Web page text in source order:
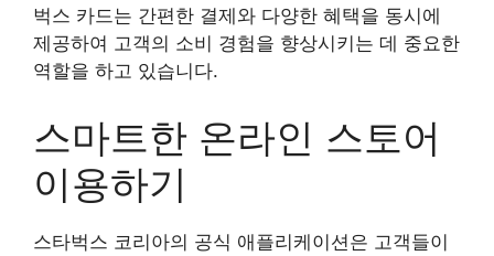
벅스 카드는 간편한 결제와 다양한 혜택을 동시에
제공하여 고객의 소비 경험을 향상시키는 데 중요한
역할을 하고 있습니다.
스마트한 온라인 스토어
이용하기
스타벅스 코리아의 공식 애플리케이션은 고객들이